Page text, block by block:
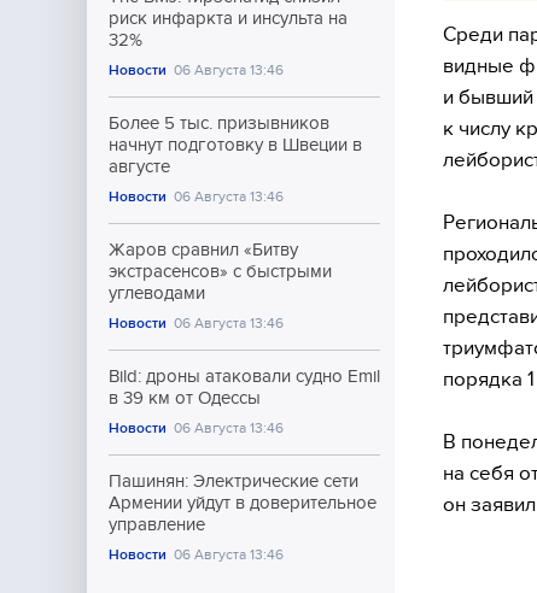
риск инфаркта и инсульта на
32%
Новости 06 Августа 13:46
Более 5 тыс. призывников
начнут подготовку в Швеции в
августе
Новости 06 Августа 13:46
Жаров сравнил «Битву
экстрасенсов» с быстрыми
углеводами
Новости 06 Августа 13:46
Bild: дроны атаковали судно Emil
в 39 км от Одессы
Новости 06 Августа 13:46
Пашинян: Электрические сети
Армении уйдут в доверительное
управление
Новости 06 Августа 13:46
Среди
видные
и бывший
к числу
порядка
В
на себя
он